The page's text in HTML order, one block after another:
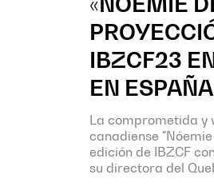
IBZCF23
EN ESPAÑA
La comprometida y
canadiense
edición de IBZCF
su directora del